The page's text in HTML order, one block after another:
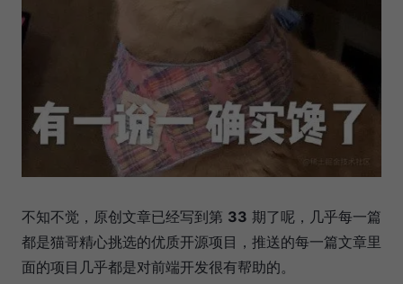
不知不觉，原创文章已经写到第 33 期了呢，几乎每一篇
都是猫哥精心挑选的优质开源项目，推送的每一篇文章里
面的项目几乎都是对前端开发很有帮助的。